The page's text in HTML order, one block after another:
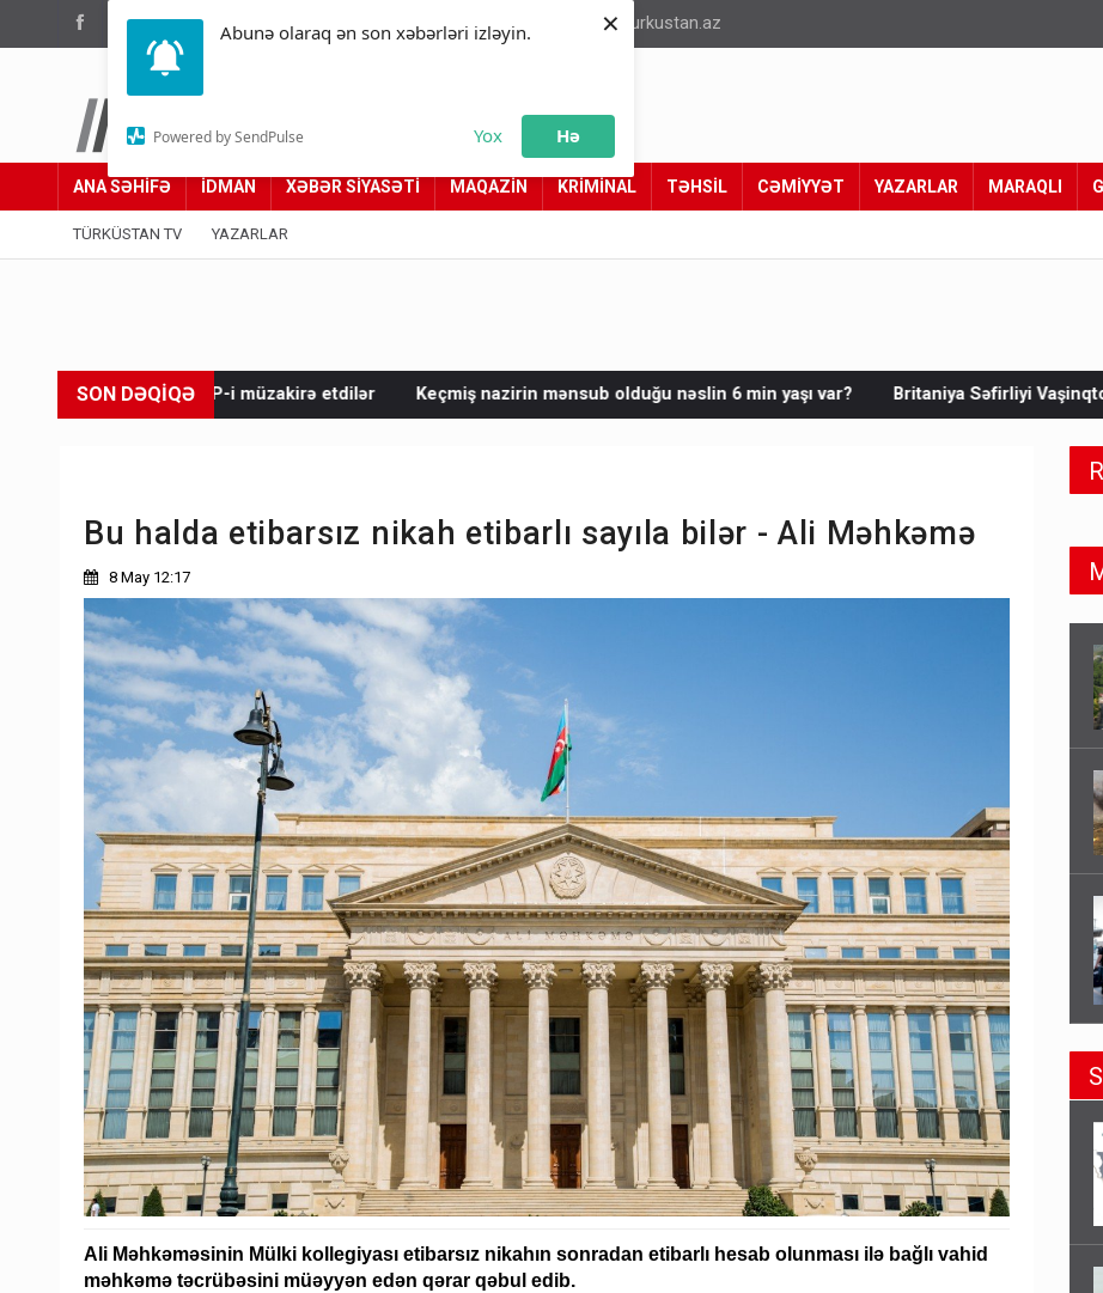
Abunə olaraq ən son xəbərləri izləyin.
Powered by SendPulse Yox Hə
×
(012) 449 94 05 info@turkustan.az
Türküstan.az
Adımız yolumuzdur
ANA SƏHİFƏ İDMAN XƏBƏR SİYASƏTİ MAQAZİN KRİMİNAL TƏHSİL CƏMİYYƏT YAZARLAR MARAQLI
TÜRKÜSTAN TV YAZARLAR
SON DƏQİQƏ
i müzakirə etdilər Keçmiş nazirin mənsub olduğu nəslin 6 min yaşı var? Britaniya Səfirliyi Vaşinqton razılaşmasının
Bu halda etibarsız nikah etibarlı sayıla bilər - Ali Məhkəmə
8 May 12:17
Ali Məhkəməsinin Mülki kollegiyası etibarsız nikahın sonradan etibarlı hesab olunması ilə bağlı vahid
məhkəmə təcrübəsini müəyyən edən qərar qəbul edib.